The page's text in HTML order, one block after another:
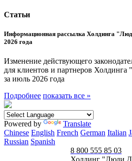
Статьи
Информационная рассылка Холдинга
2026 года
Изменение действующего
для клиентов и партнеров
за июль 2026 года
Подробнее показать все »
Powered by
Translate
Chinese English French German Italian
Russian Spanish
8 800 555 85 03